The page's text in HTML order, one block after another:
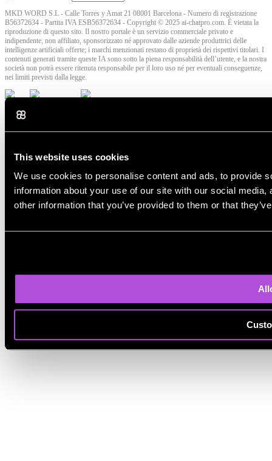
This website uses cookies
We use cookies to personalise content and ads, to provide
information about your use of our site with our social
other information that you’ve provided to them or that
MKD WORD S.L - Calle Torres y Amat 21 08001 Barcelona - Numero di registrazione
B56372634 - Partita IVA ESB56372634 - Copyright © 2025 ai-chatpro.com. È vietata la
riproduzione di questo sito. Il nostro portale è un servizio commerciale privato e
indipendente, non affiliato, sponsorizzato né approvato dalle aziende produttrici delle
intelligenze artificiali offerte; i marchi menzionati restano di proprietà dei rispettivi titolari. I
contenuti generati tramite queste IA sono sotto la piena responsabilità dell’utente, e la nostra
società non potrà essere ritenuta responsabile per il loro uso né per eventuali conseguenze,
nei limiti previsti dalla legge.